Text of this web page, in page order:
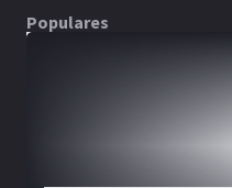
Populares